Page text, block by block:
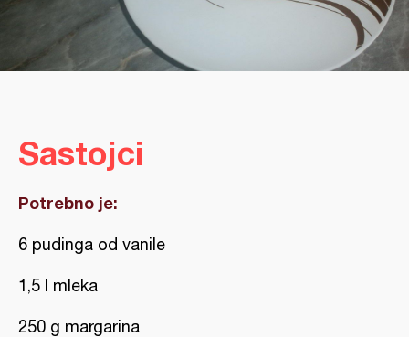
Sastojci
Potrebno je:
6 pudinga od vanile
1,5 l mleka
250 g margarina